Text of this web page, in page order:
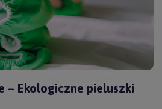
– Ekologiczne pieluszki